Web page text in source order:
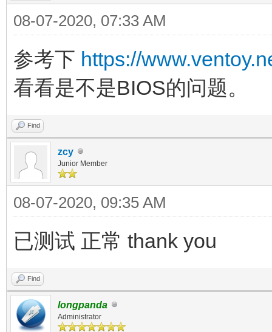
08-07-2020, 07:33 AM
参考下 https://
看看是不是BIOS的问题。
Find
zcy
Junior Member
08-07-2020, 09:35 AM
已测试 正常 thank you
Find
longpanda
Administrator